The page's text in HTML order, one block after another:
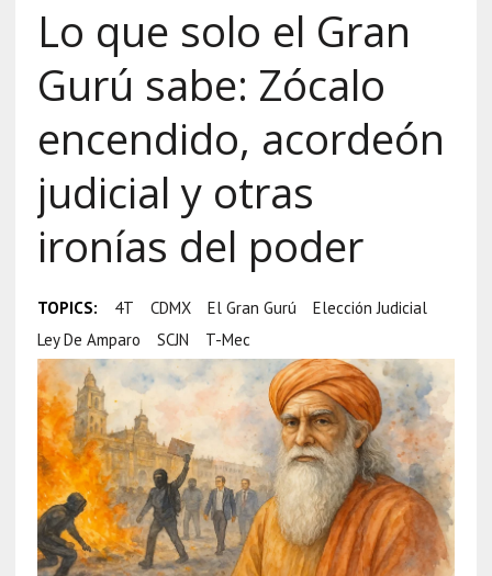
Lo que solo el Gran
Gurú sabe: Zócalo
encendido, acordeón
judicial y otras
ironías del poder
TOPICS: 4T CDMX El Gran Gurú
Elección Judicial
Ley De Amparo
SCJN T-Mec